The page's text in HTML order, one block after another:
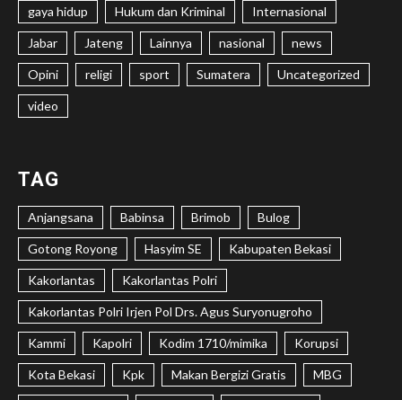
gaya hidup Hukum dan Kriminal Internasional
Jabar Jateng Lainnya nasional news
Opini religi sport Sumatera Uncategorized
video
TAG
Anjangsana Babinsa Brimob Bulog
Gotong Royong Hasyim SE Kabupaten Bekasi
Kakorlantas Kakorlantas Polri
Kakorlantas Polri Irjen Pol Drs. Agus Suryonugroho
Kammi Kapolri Kodim 1710/mimika Korupsi
Kota Bekasi Kpk Makan Bergizi Gratis MBG